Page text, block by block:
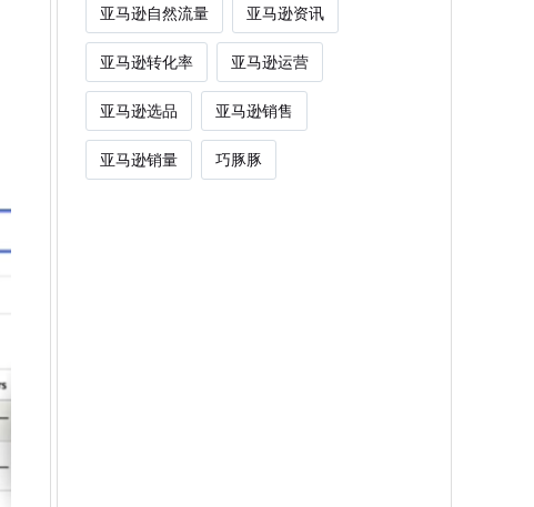
亚马逊自然流量 亚马逊资讯
亚马逊转化率 亚马逊运营
亚马逊选品 亚马逊销售
亚马逊销量 巧豚豚